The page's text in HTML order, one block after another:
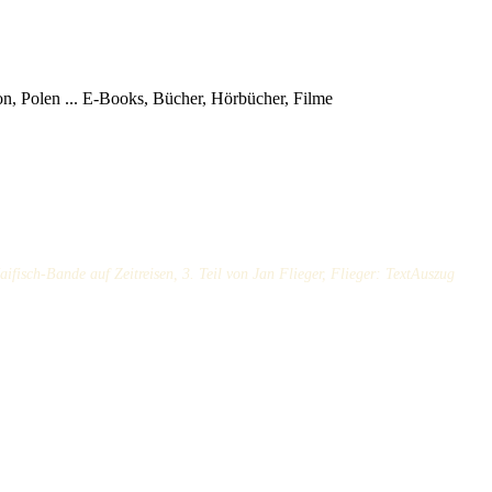
Polen ... E-Books, Bücher, Hörbücher, Filme
Bande auf Zeitreisen, 3. Teil von Jan Flieger, Flieger: TextAuszug